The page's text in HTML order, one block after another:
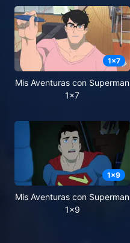
1x7
Mis Aventuras con Superman
1x7
1x9
Mis Aventuras con Superman
1x9